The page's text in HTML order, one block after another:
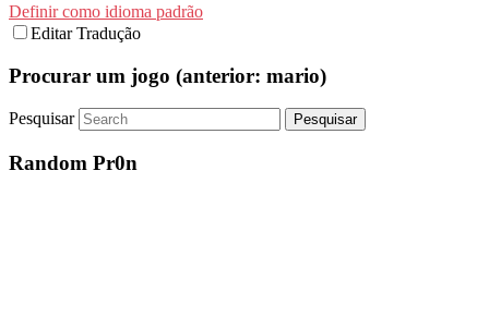
Definir como idioma padrão
Editar Tradução
Procurar um jogo (anterior: mario)
Pesquisar
Random Pr0n